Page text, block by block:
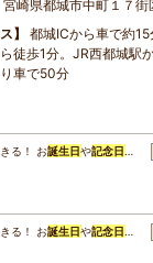
宮崎県都城市中町１７街
都城ICから車で約
徒歩1分。JR西都城駅
車で50分
る！ お誕生日や記念日 …
る！ お誕生日や記念日 …